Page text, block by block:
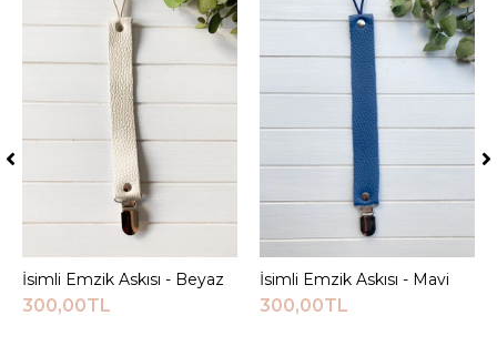
Sepete Ekle
İsimli Emzik Askısı - Beyaz
300,00TL
Sepete Ekle
İsimli Emzik Askısı - Mavi
300,00TL